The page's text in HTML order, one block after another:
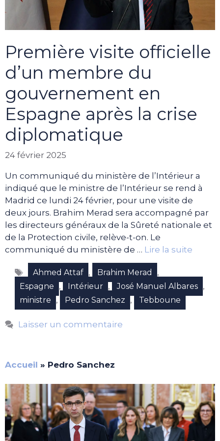
Première visite officielle
d’un membre du
gouvernement en
Espagne après la crise
diplomatique
24 février 2025
Un communiqué du ministère de l’Intérieur a
indiqué que le ministre de l’Intérieur se rend à
Madrid ce lundi 24 février, pour une visite de
deux jours. Brahim Merad sera accompagné par
les directeurs généraux de la Sûreté nationale et
de la Protection civile, relève-t-on. Le
communiqué du ministère de … Lire la suite
Étiquettes
Ahmed Attaf , Brahim Merad ,
Espagne , Intérieur , José Manuel Albares ,
ministre , Pedro Sanchez , Tebboune
Laisser un commentaire
Accueil » Pedro Sanchez